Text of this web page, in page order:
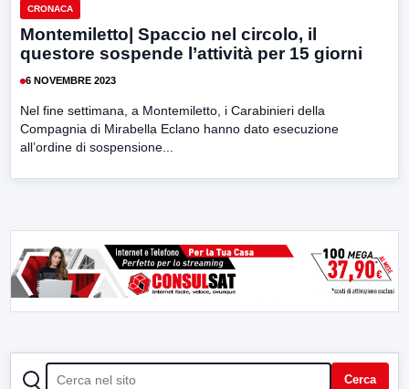
CRONACA
Montemiletto| Spaccio nel circolo, il
questore sospende l’attività per 15 giorni
6 NOVEMBRE 2023
Nel fine settimana, a Montemiletto, i Carabinieri della
Compagnia di Mirabella Eclano hanno dato esecuzione
all’ordine di sospensione...
CERCA Cerca